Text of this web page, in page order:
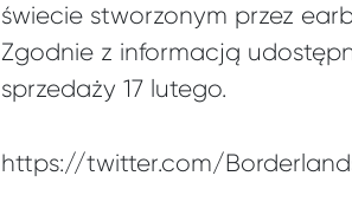
świecie stworzonym przez
Zgodnie z informacją
sprzedaży 17 lutego.
https://twitter.com/